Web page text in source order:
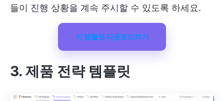
들이 진행 상황을 계속 주시할 수 있도록 하세요.
이 템플릿 다운로드하기
3. 제품 전략 템플릿